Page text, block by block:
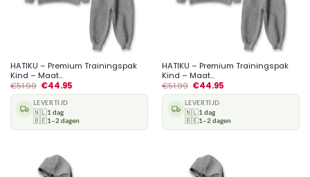
HATIKU – Premium Trainingspak
Kind – Maat...
€51.99 €44.95
LEVERTIJD
🇳🇱1 dag
🇧🇪1–2 dagen
HATIKU – Premium Trainingspak
Kind – Maat...
€51.99 €44.95
LEVERTIJD
🇳🇱1 dag
🇧🇪1–2 dagen